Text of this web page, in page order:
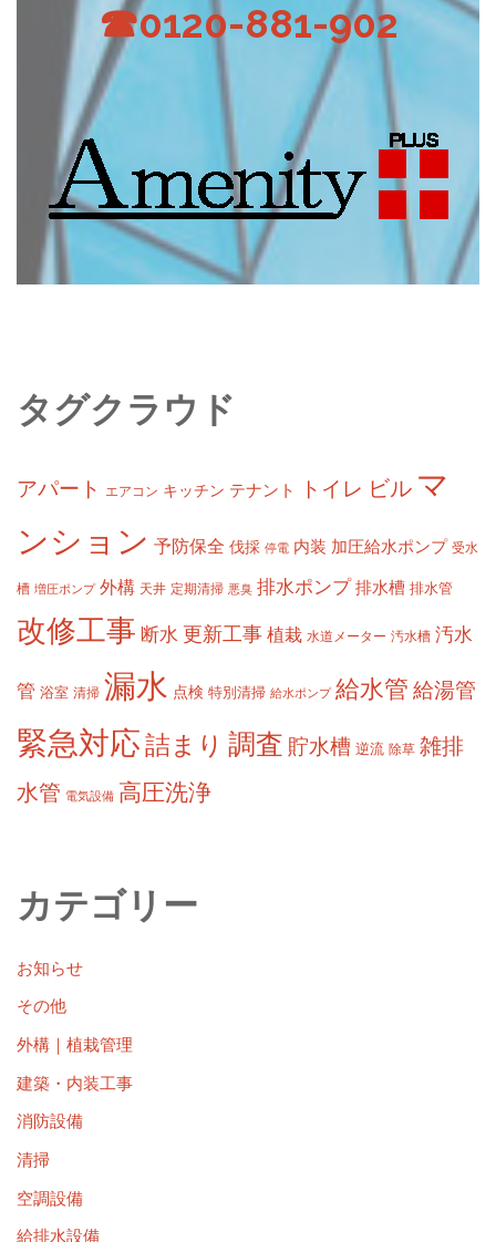
☎0120-881-902
タグクラウド
アパート エアコン キッチン テナント トイレ ビル マ
ンション 予防保全 伐採 停電 内装 加圧給水ポンプ 受水
槽 増圧ポンプ 外構 天井 定期清掃 悪臭 排水ポンプ 排水槽 排水管
改修工事 断水 更新工事 植栽 水道メーター 汚水槽 汚水
管 浴室 清掃 漏水 点検 特別清掃 給水ポンプ 給水管 給湯管
緊急対応詰まり 調査 貯水槽 逆流 除草 雑排
水管 電気設備 高圧洗浄
カテゴリー
お知らせ
その他
外構｜植栽管理
建築・内装工事
消防設備
清掃
空調設備
給排水設備